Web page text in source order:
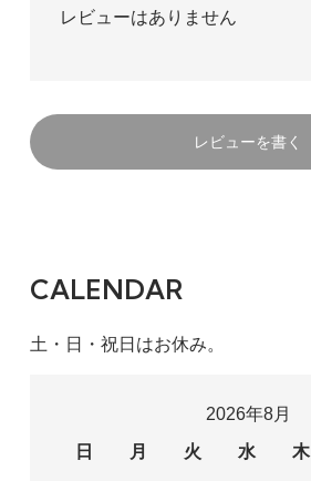
レビューはありません
レビューを書く
CALENDAR
土・日・祝日はお休み。
2026年8月
日
月 火 水 木